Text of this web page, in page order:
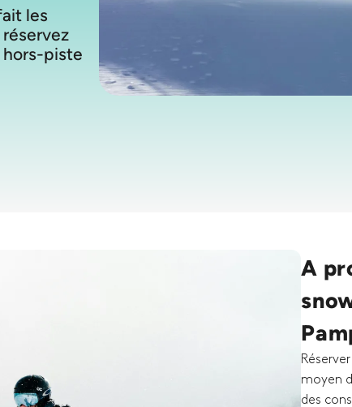
les
hors-piste
A
moyen
des